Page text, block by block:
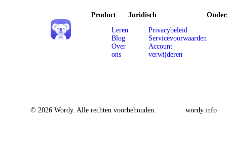
Product
Leren
Blog
Over
ons
Juridisch
Privacybeleid
Servicevoorwaarden
Account
verwijderen
© 2026 Wordy. Alle rechten voorbehouden. wordy.info